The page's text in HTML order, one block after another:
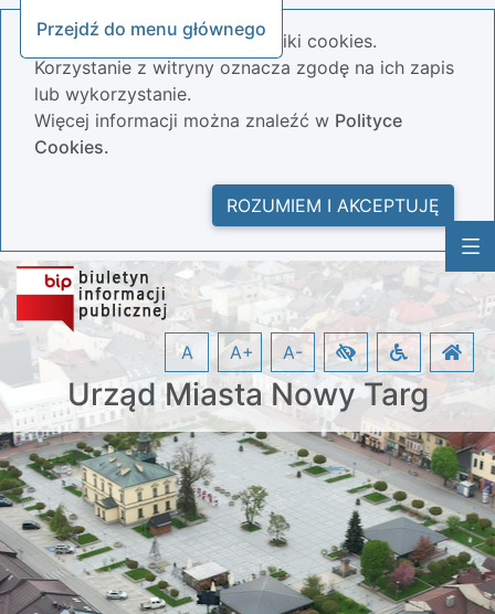
Przejdź do menu głównego
Nasza strona wykorzystuje pliki cookies.
Korzystanie z witryny oznacza zgodę na ich zapis
lub wykorzystanie.
Więcej informacji można znaleźć w Polityce
Cookies.
ROZUMIEM I AKCEPTUJĘ
Urząd Miasta Nowy Targ
A A+ A-